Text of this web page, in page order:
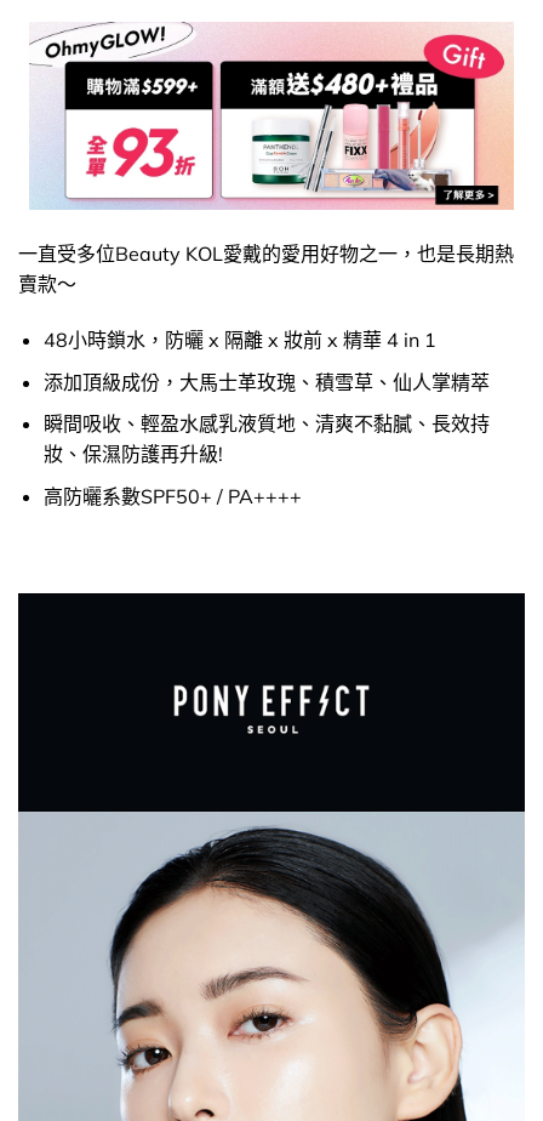
一直受多位Beauty KOL愛戴的愛用好物之一，也是長期熱
賣款～
48小時鎖水，防曬 x 隔離 x 妝前 x 精華 4 in 1
添加頂級成份，大馬士革玫瑰、積雪草、仙人掌精萃
瞬間吸收、輕盈水感乳液質地、清爽不黏膩、長效持
妝、保濕防護再升級!
高防曬系數SPF50+ / PA++++